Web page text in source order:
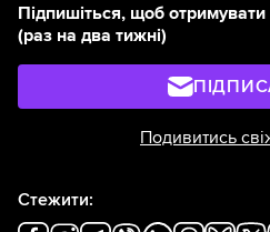
Підпишіться, щоб отримувати
(раз на два тижні)
Подивитись
Стежити: